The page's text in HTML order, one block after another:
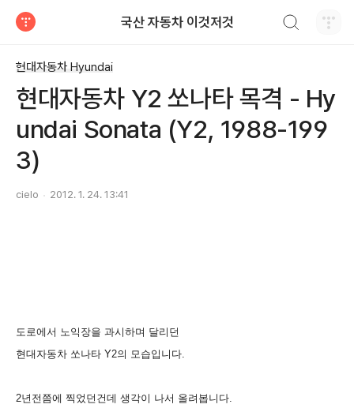
국산 자동차 이것저것
현대자동차 Hyundai
현대자동차 Y2 쏘나타 목격 - Hy
undai Sonata (Y2, 1988-199
3)
cielo 2012. 1. 24. 13:41
도로에서 노익장을 과시하며 달리던
현대자동차 쏘나타 Y2의 모습입니다.
2년전쯤에 찍었던건데 생각이 나서 올려봅니다.